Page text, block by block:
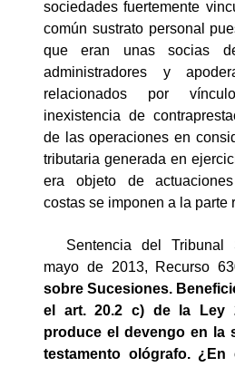
sociedades fuertemente
común sustrato personal
que eran unas socias
administradores y
relacionados por
inexistencia de
de las operaciones en
tributaria generada en
era objeto de
costas se imponen a la parte
Sentencia del
mayo de 2013, Recurso
sobre Sucesiones.
el art. 20.2 c) de la Ley
produce el devengo en la
testamento ológrafo.